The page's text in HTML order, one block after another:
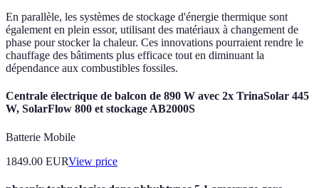
En parallèle, les systèmes de stockage d'énergie thermique sont
également en plein essor, utilisant des matériaux à changement de
phase pour stocker la chaleur. Ces innovations pourraient rendre le
chauffage des bâtiments plus efficace tout en diminuant la
dépendance aux combustibles fossiles.
Centrale électrique de balcon de 890 W avec 2x TrinaSolar 445
W, SolarFlow 800 et stockage AB2000S
Batterie Mobile
1849.00 EURView price